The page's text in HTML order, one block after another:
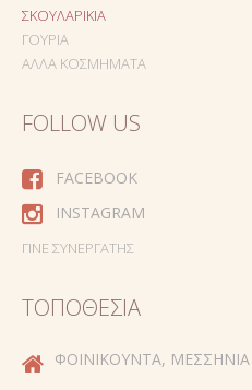
ΣΚΟΥΛΑΡΊΚΙΑ
ΓΟΎΡΙΑ
ΆΛΛΑ ΚΟΣΜΉΜΑΤΑ
FOLLOW US
FACEBOOK
INSTAGRAM
ΓΊΝΕ ΣΥΝΕΡΓΆΤΗΣ
ΤΟΠΟΘΕΣΊΑ
ΦΟΙΝΙΚΟΎΝΤΑ, ΜΕΣΣΗΝΊΑ